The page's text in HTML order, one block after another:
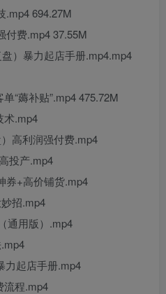
.mp4 694.27M
付费.mp4 37.55M
）暴力起店手册.mp4.mp4
“薅补贴”.mp4 475.72M
术.mp4
高利润强付费.mp4
投产.mp4
券+高价铺货.mp4
招.mp4
通用版）.mp4
力起店手册.mp4
流程.mp4